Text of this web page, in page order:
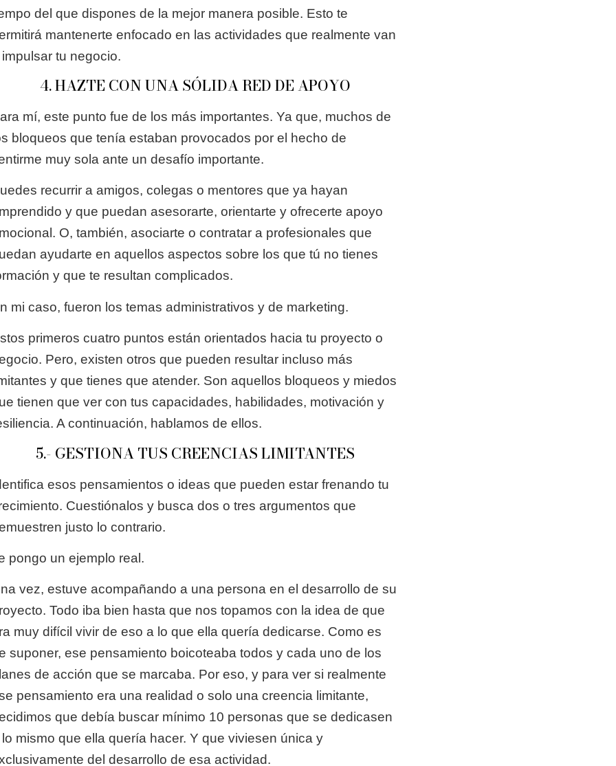
del que dispones de la mejor manera posible. Esto te
mantenerte enfocado en las actividades que realmente van
tu negocio.
4. HAZTE CON UNA SÓLIDA RED DE APOYO
mí, este punto fue de los más importantes. Ya que, muchos de
bloqueos que tenía estaban provocados por el hecho de
muy sola ante un desafío importante.
recurrir a amigos, colegas o mentores que ya hayan
y que puedan asesorarte, orientarte y ofrecerte apoyo
O, también, asociarte o contratar a profesionales que
ayudarte en aquellos aspectos sobre los que tú no tienes
y que te resultan complicados.
mi caso, fueron los temas administrativos y de marketing.
primeros cuatro puntos están orientados hacia tu proyecto o
Pero, existen otros que pueden resultar incluso más
y que tienes que atender. Son aquellos bloqueos y miedos
tienen que ver con tus capacidades, habilidades, motivación y
A continuación, hablamos de ellos.
5.- GESTIONA TUS CREENCIAS LIMITANTES
esos pensamientos o ideas que pueden estar frenando tu
Cuestiónalos y busca dos o tres argumentos que
justo lo contrario.
pongo un ejemplo real.
vez, estuve acompañando a una persona en el desarrollo de su
Todo iba bien hasta que nos topamos con la idea de que
muy difícil vivir de eso a lo que ella quería dedicarse. Como es
suponer, ese pensamiento boicoteaba todos y cada uno de los
de acción que se marcaba. Por eso, y para ver si realmente
pensamiento era una realidad o solo una creencia limitante,
que debía buscar mínimo 10 personas que se dedicasen
mismo que ella quería hacer. Y que viviesen única y
del desarrollo de esa actividad.